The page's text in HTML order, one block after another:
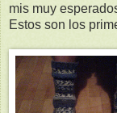
mis muy
Estos son los